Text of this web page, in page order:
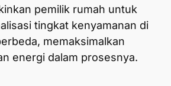
pemilik rumah untuk
tingkat kenyamanan di
memaksimalkan
energi dalam prosesnya.